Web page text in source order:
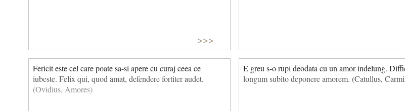
>>>
Fericit este cel care poate sa-si apere cu curaj ceea ce
iubeste. Felix qui, quod amat, defendere fortiter audet.
(Ovidius, Amores)
E greu s-o rupi deodata cu un amor indelung.
longum subito deponere amorem. (Catullus,